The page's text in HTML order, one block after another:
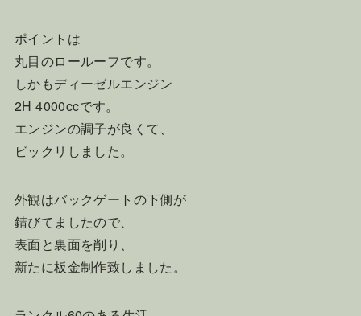
ポイントは
丸目のロールーフです。
しかもディーゼルエンジン
2H 4000ccです。
エンジンの調子が良くて、
ビックリしました。
外観はバックゲートの下側が
錆びてましたので、
表面と裏面を削り、
新たに板金制作致しました。